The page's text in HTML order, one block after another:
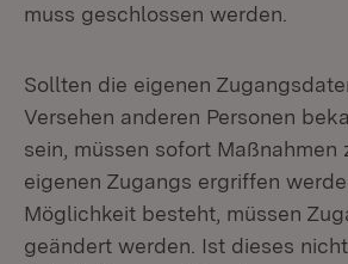
muss geschlossen werden.
Sollten die eigenen
Versehen anderen Personen
sein, müssen sofort Maßnahmen
eigenen Zugangs ergriffen
Möglichkeit besteht, müssen
geändert werden. Ist dieses